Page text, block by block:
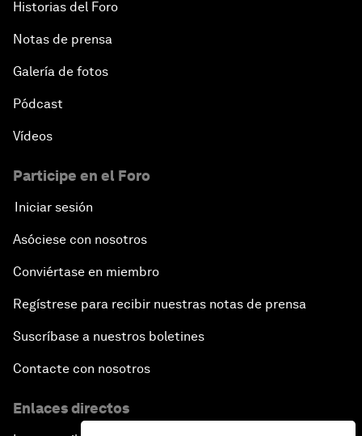
Historias del Foro
Notas de prensa
Galería de fotos
Pódcast
Vídeos
Participe en el Foro
Iniciar sesión
Asóciese con nosotros
Conviértase en miembro
Regístrese para recibir nuestras notas de prensa
Suscríbase a nuestros boletines
Contacte con nosotros
Enlaces directos